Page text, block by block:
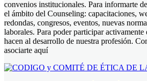
convenios institucionales. Para informarte
el ámbito del Counseling: capacitaciones,
redondas, congresos, eventos, nuevas
laborales. Para poder participar activamente
hacen al desarrollo de nuestra profesión.
asociarte aquí